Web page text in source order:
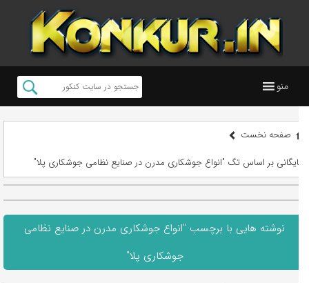
منو
صفحه نخست
بایگانی بر اساس تگ "انواع جوشکاری مدرن در صنایع نظامی جوشکاری پلا"
نوشته هایی با برچسب "انواع جوشکاری مدرن در صنایع نظامی
جوشکاری پلا"